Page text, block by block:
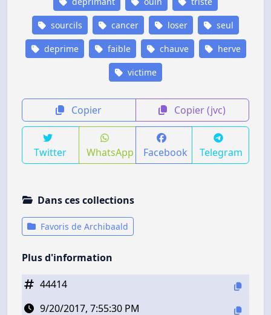
sourcils cancer loser seul
deprime faible chauve herve
victime
Copier Copier (jvc)
Twitter WhatsApp Facebook Telegram
Dans ces collections
Favoris de Archibaald
Plus d'information
44414
9/20/2017, 7:55:30 PM